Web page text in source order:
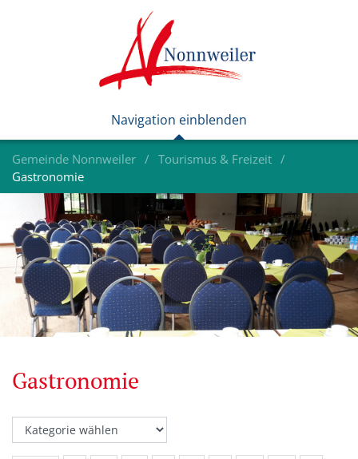
Gemeinde Nonnweiler
Tourismus & Freizeit
Gastronomie
Gastronomie